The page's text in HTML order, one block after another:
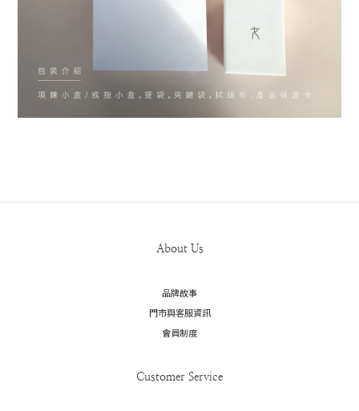
About Us
品牌故事
門市與客服資訊
會員制度
Customer Service